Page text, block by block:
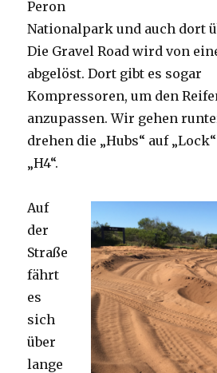
Peron
Nationalpark und auch dort
Die Gravel Road wird von
abgelöst. Dort gibt es sogar
Kompressoren, um den
anzupassen. Wir gehen
drehen die „Hubs“ auf
„H4“.
Auf
der
Straße
fährt
es
sich
über
lange